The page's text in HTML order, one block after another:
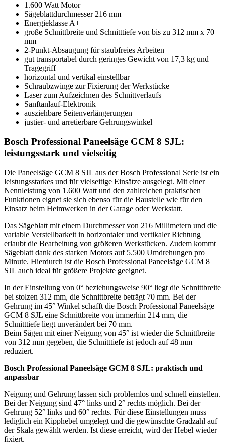
1.600 Watt Motor
Sägeblattdurchmesser 216 mm
Energieklasse A+
große Schnittbreite und Schnitttiefe von bis zu 312 mm x 70
mm
2-Punkt-Absaugung für staubfreies Arbeiten
gut transportabel durch geringes Gewicht von 17,3 kg und
Tragegriff
horizontal und vertikal einstellbar
Schraubzwinge zur Fixierung der Werkstücke
Laser zum Aufzeichnen des Schnittverlaufs
Sanftanlauf-Elektronik
ausziehbare Seitenverlängerungen
justier- und arretierbare Gehrungswinkel
Bosch Professional Paneelsäge GCM 8 SJL:
leistungsstark und vielseitig
Die Paneelsäge GCM 8 SJL aus der Bosch Professional Serie ist ein
leistungsstarkes und für vielseitige Einsätze ausgelegt. Mit einer
Nennleistung von 1.600 Watt und den zahlreichen praktischen
Funktionen eignet sie sich ebenso für die Baustelle wie für den
Einsatz beim Heimwerken in der Garage oder Werkstatt.
Das Sägeblatt mit einem Durchmesser von 216 Millimetern und die
variable Verstellbarkeit in horizontaler und vertikaler Richtung
erlaubt die Bearbeitung von größeren Werkstücken. Zudem kommt
Sägeblatt dank des starken Motors auf 5.500 Umdrehungen pro
Minute. Hierdurch ist die Bosch Professional Paneelsäge GCM 8
SJL auch ideal für größere Projekte geeignet.
In der Einstellung von 0° beziehungsweise 90° liegt die Schnittbreite
bei stolzen 312 mm, die Schnittbreite beträgt 70 mm. Bei der
Gehrung im 45° Winkel schafft die Bosch Professional Paneelsäge
GCM 8 SJL eine Schnittbreite von immerhin 214 mm, die
Schnitttiefe liegt unverändert bei 70 mm.
Beim Sägen mit einer Neigung von 45° ist wieder die Schnittbreite
von 312 mm gegeben, die Schnitttiefe ist jedoch auf 48 mm
reduziert.
Bosch Professional Paneelsäge GCM 8 SJL: praktisch und
anpassbar
Neigung und Gehrung lassen sich problemlos und schnell einstellen.
Bei der Neigung sind 47° links und 2° rechts möglich. Bei der
Gehrung 52° links und 60° rechts. Für diese Einstellungen muss
lediglich ein Kipphebel umgelegt und die gewünschte Gradzahl auf
der Skala gewählt werden. Ist diese erreicht, wird der Hebel wieder
fixiert.